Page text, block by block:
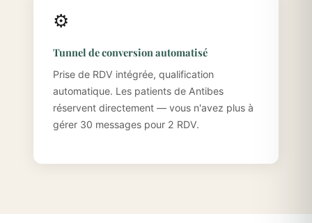
⚙️
Tunnel de conversion automatisé
Prise de RDV intégrée, qualification
automatique. Les patients de Antibes
réservent directement — vous n'avez plus à
gérer 30 messages pour 2 RDV.